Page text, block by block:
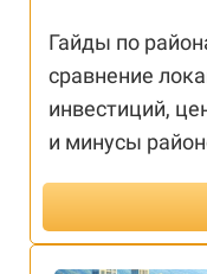
Гайды по
сравнение
инвестиций,
и минусы